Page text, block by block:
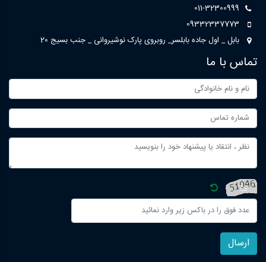
011-32300999
09332337773
بابل _ اول جاده بابلسر_ روبروی پارک نوشیروانی _ جنب بسیج 20
تماس با ما
ارسال